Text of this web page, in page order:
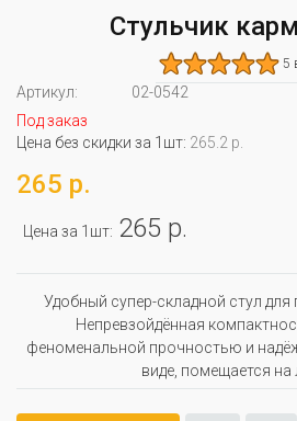
Стульчик
5
Артикул:
02-0542
Под заказ
Цена без скидки за 1шт: 265.2 р.
265 р.
Цена за 1шт: 265 р.
Удобный супер-складной стул для
Непревзойдённая
феноменальной прочностью и
виде, помещается на